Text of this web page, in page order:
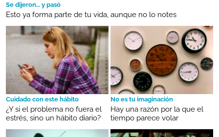
Se dijeron… y pasó
Esto ya forma parte de tu vida, aunque no lo notes
Cuidado con este hábito
¿Y si el problema no fuera el
estrés, sino un hábito diario?
No es tu imaginación
Hay una razón por la que el
tiempo parece volar